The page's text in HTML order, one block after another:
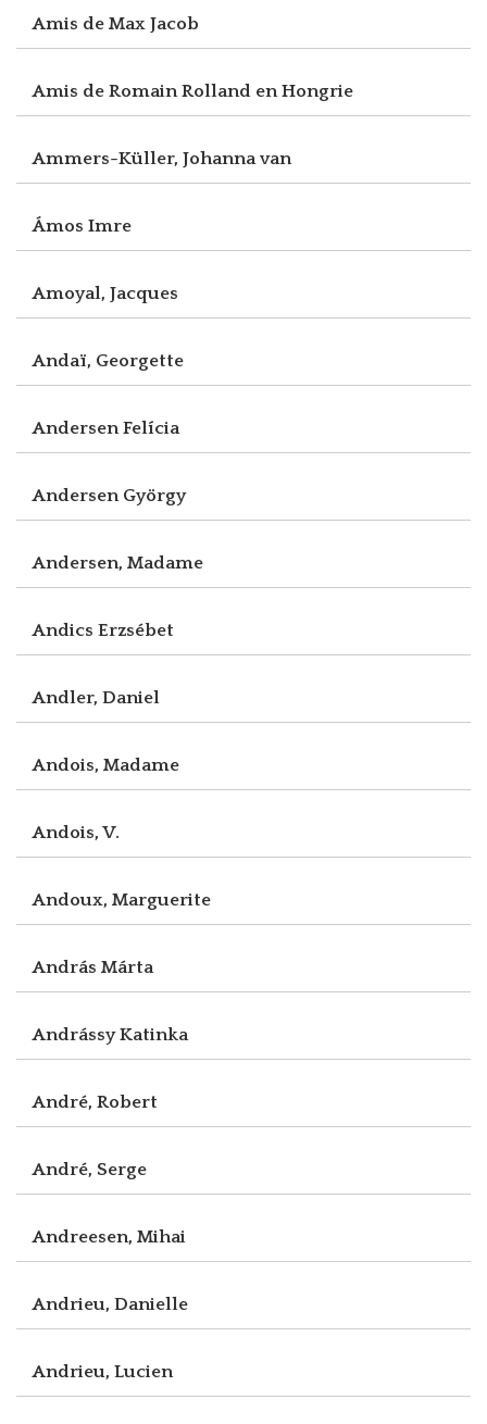
Amis de Max Jacob
Amis de Romain Rolland en Hongrie
Ammers-Küller, Johanna van
Ámos Imre
Amoyal, Jacques
Andaï, Georgette
Andersen Felícia
Andersen György
Andersen, Madame
Andics Erzsébet
Andler, Daniel
Andois, Madame
Andois, V.
Andoux, Marguerite
András Márta
Andrássy Katinka
André, Robert
André, Serge
Andreesen, Mihai
Andrieu, Danielle
Andrieu, Lucien